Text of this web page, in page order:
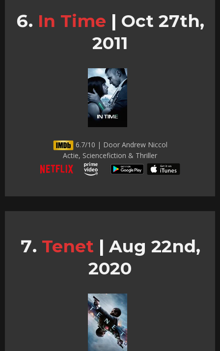
In Time | Oct 27th,
2011
6.7/10 | Door Andrew Niccol
Actie, Sciencefiction & Thriller
Tenet | Aug 22nd,
2020